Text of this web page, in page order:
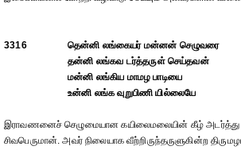
3316
தென்னி லங்கையர் மன்னன் செழுவரை
தன்னி லங்கவ டர்த்தருள் செய்தவன்
மன்னி லங்கிய மாமழ பாடியை
உன்னி லங்க வுறுபிணி யில்லையே
இராவணனைச் செழுமையான கயிலைமலையின் கீழ்
சிவபெருமான். அவர் நிலையாக வீற்றிருந்தருளுகின்ற